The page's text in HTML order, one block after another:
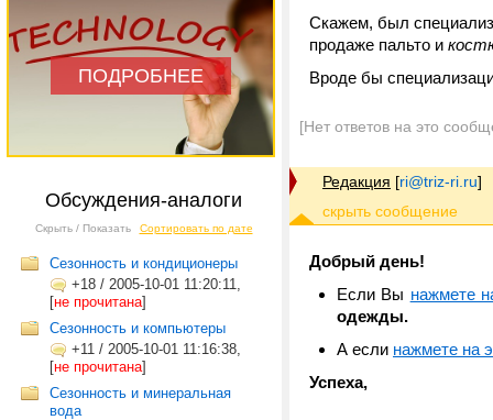
ПОДРОБНЕЕ
Обсуждения-аналоги
Скрыть / Показать Сортировать по дате
Сезонность и кондиционеры
+18 / 2005-10-01 11:20:11,
[не прочитана]
Сезонность и компьютеры
+11 / 2005-10-01 11:16:38,
[не прочитана]
Сезонность и минеральная
вода
Скажем, был
продаже пальто и
Вроде бы
[Нет ответов на это
Редакция [ri@triz-ri.ru]
Добрый день!
Если Вы нажмете
одежды.
А если нажмете на
Успеха,